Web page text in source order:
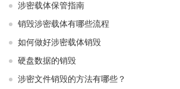
涉密载体保管指南
销毁涉密载体有哪些流程
如何做好涉密载体销毁
硬盘数据的销毁
涉密文件销毁的方法有哪些？